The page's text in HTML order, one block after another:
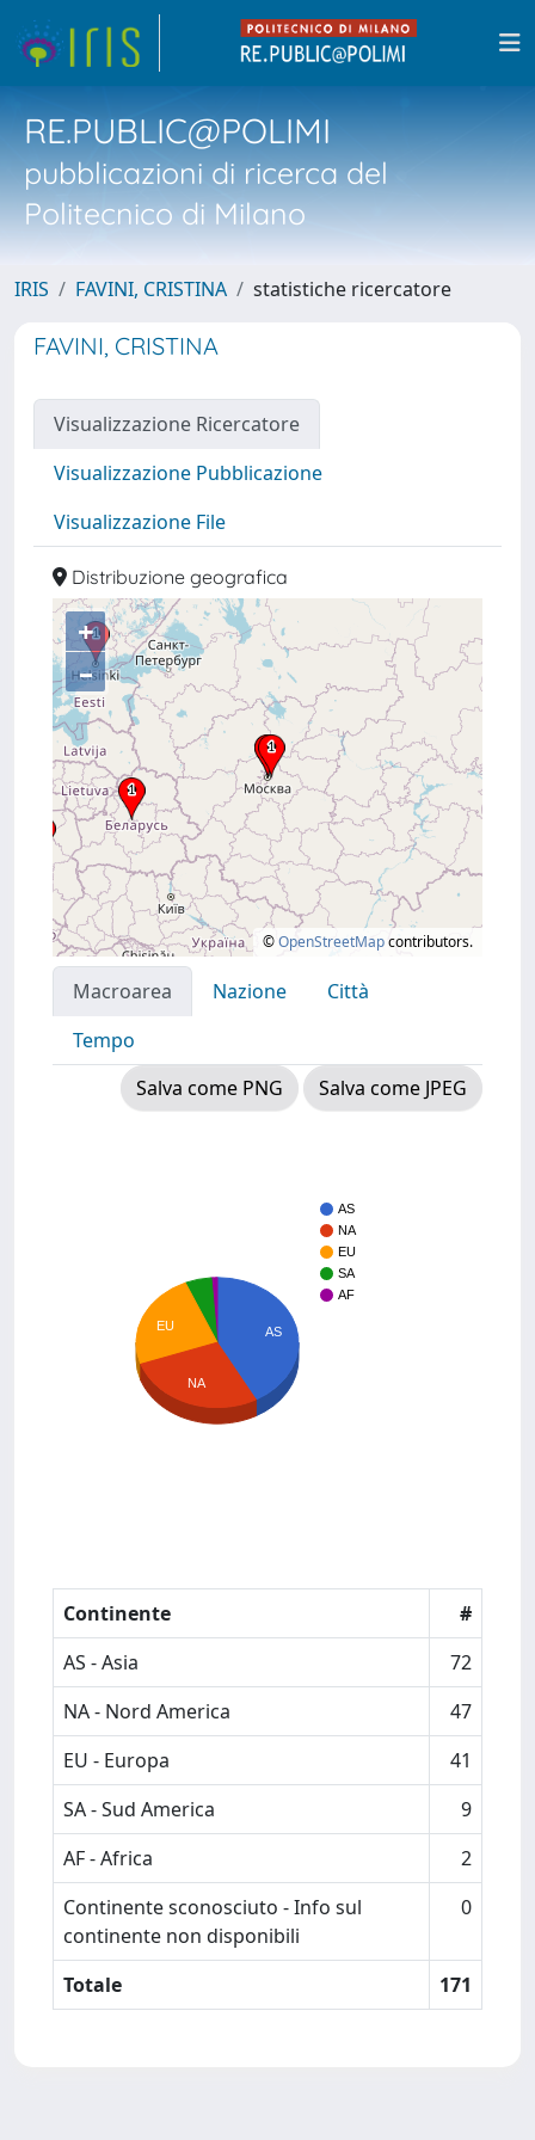
RE.PUBLIC@POLIMI
pubblicazioni di ricerca del
Politecnico di Milano
IRIS FAVINI, CRISTINA statistiche ricercatore
FAVINI, CRISTINA
Visualizzazione Ricercatore
Visualizzazione Pubblicazione
Visualizzazione File
Distribuzione geografica
+
–
©OpenStreetMapcontributors.
Macroarea Nazione
Città
Tempo
Salva come PNG
Salva come JPEG
AS
NA
EU
SA
AF
AS
EU
NA
Continente
#
AS - Asia
72
NA - Nord America
47
EU - Europa
41
SA - Sud America
9
AF - Africa
2
Continente sconosciuto - Info sul
continente non disponibili
0
Totale 171